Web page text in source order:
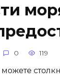
0 119